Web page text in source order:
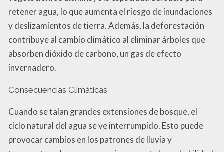
retener agua, lo que aumenta el riesgo de inundaciones
y deslizamientos de tierra. Además, la deforestación
contribuye al cambio climático al eliminar árboles que
absorben dióxido de carbono, un gas de efecto
invernadero.
Consecuencias Climáticas
Cuando se talan grandes extensiones de bosque, el
ciclo natural del agua se ve interrumpido. Esto puede
provocar cambios en los patrones de lluvia y